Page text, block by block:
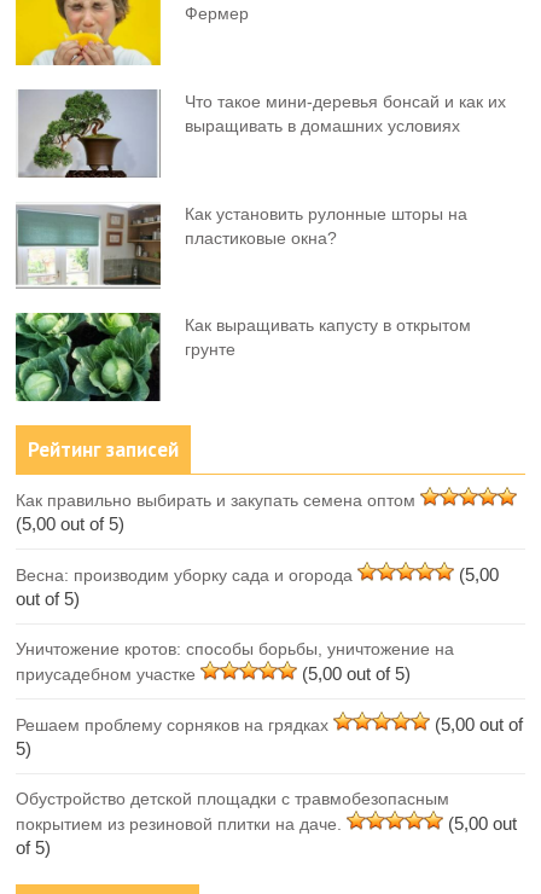
Фермер
Что такое мини-деревья бонсай и как их
выращивать в домашних условиях
Как установить рулонные шторы на
пластиковые окна?
Как выращивать капусту в открытом
грунте
Рейтинг записей
Как правильно выбирать и закупать семена оптом
(5,00 out of 5)
Весна: производим уборку сада и огорода
(5,00
out of 5)
Уничтожение кротов: способы борьбы, уничтожение на
приусадебном участке
(5,00 out of 5)
Решаем проблему сорняков на грядках
(5,00 out of
5)
Обустройство детской площадки с травмобезопасным
покрытием из резиновой плитки на даче.
(5,00 out
of 5)